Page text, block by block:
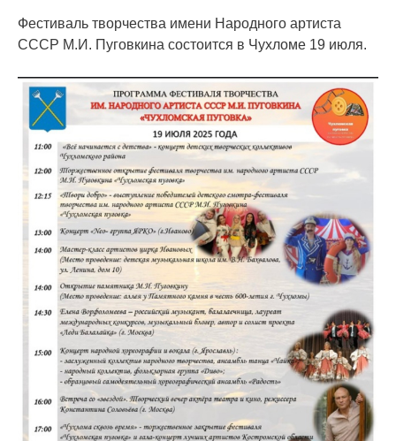
Фестиваль творчества имени Народного артиста
СССР М.И. Пуговкина состоится в Чухломе 19 июля.